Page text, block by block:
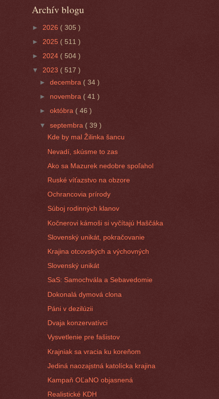
Archív blogu
► 2026 ( 305 )
► 2025 ( 511 )
► 2024 ( 504 )
▼ 2023 ( 517 )
►decembra ( 34 )
► novembra ( 41 )
►októbra ( 46 )
▼septembra( 39 )
Kde by mal Žilinka šancu
Nevadí, skúsme to zas
Ako sa Mazurek nedobre spoľahol
Ruské víťazstvo na obzore
Ochrancovia prírody
Súboj rodinných klanov
Kočnerovi kámoši si vyčítajú Haščáka
Slovenský unikát, pokračovanie
Krajina otcovských a výchovných
Slovenský unikát
SaS: Samochvála a Sebavedomie
Dokonalá dymová clona
Páni v dezilúzii
Dvaja konzervatívci
Vysvetlenie pre fašistov
Krajniak sa vracia ku koreňom
Jediná naozajstná katolícka krajina
Kampaň OĽaNO objasnená
Realistické KDH